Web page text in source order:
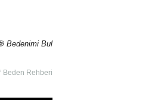
Bedenimi Bul
Beden Rehberi